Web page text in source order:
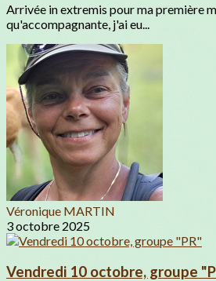
Arrivée in extremis pour ma première
qu'accompagnante, j'ai eu...
Véronique MARTIN
3 octobre 2025
Vendredi 10 octobre, groupe